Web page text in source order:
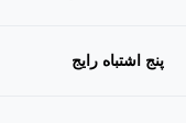
پنج اشتباه رایج